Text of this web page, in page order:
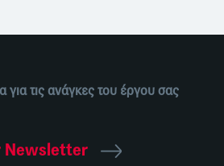
για τις ανάγκες του έργου σας
Newsletter